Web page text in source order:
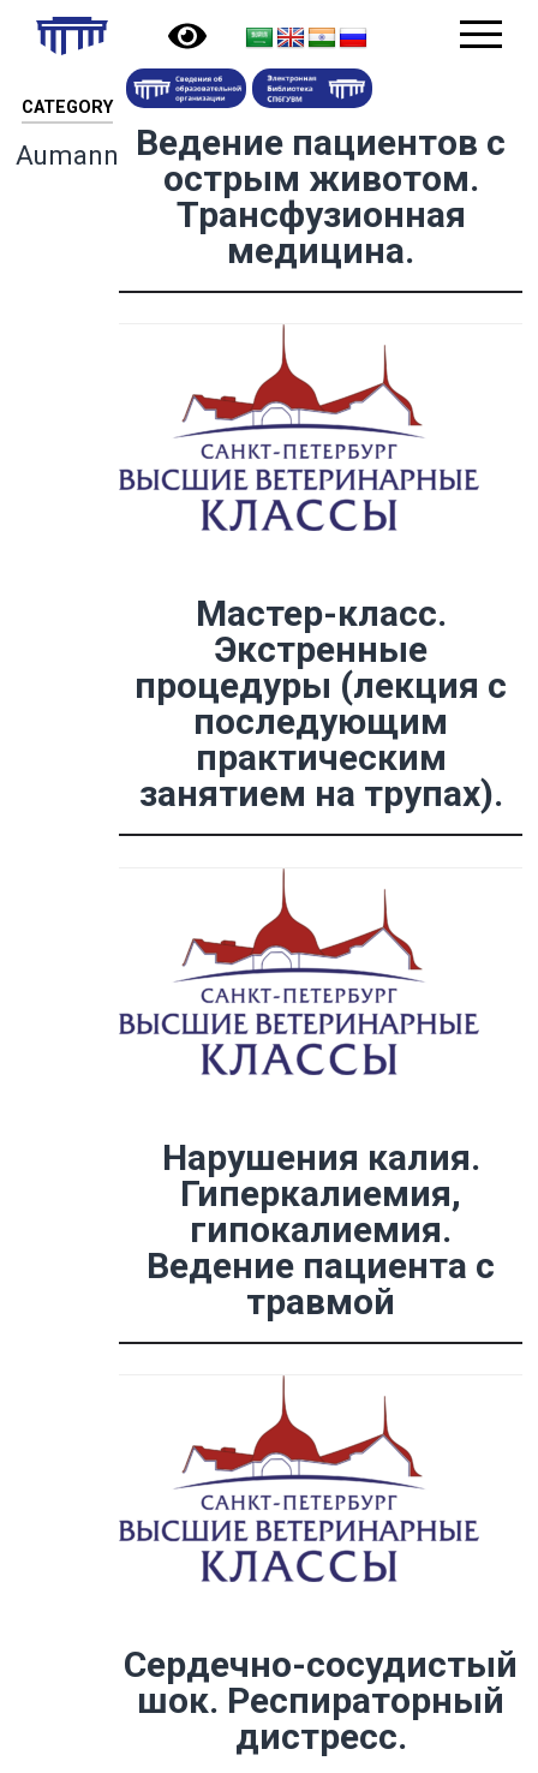
CATEGORY
Aumann
Ведение пациентов с
острым животом.
Трансфузионная
медицина.
Мастер-класс.
Экстренные
процедуры (лекция с
последующим
практическим
занятием на трупах).
Нарушения калия.
Гиперкалиемия,
гипокалиемия.
Ведение пациента с
травмой
Сердечно-сосудистый
шок. Респираторный
дистресс.